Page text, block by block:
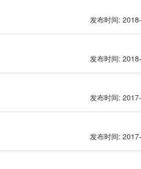
发布时间:
发布时间:
发布时间:
发布时间: